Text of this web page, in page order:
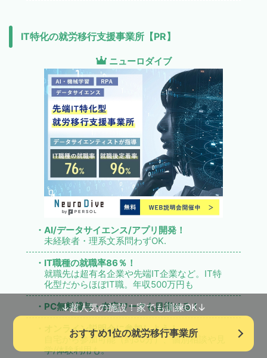
↓超人気の施設！家でも訓練OK↓
おすすめ1位の就労移行事業所
IT特化の就労移行支援事業所【PR】
ニューロダイブ
・AI/データサイエンス/アプリ開発！
未経験者・理系文系問わずOK.
・IT職種の就職率86％！
就職先は超有名企業や先端IT企業など。IT特
化型だからほぼIT職。年収500万円も
・PC無料貸与・在宅ワークも目指せる！
・オンライン説明会に参加しよう！
自宅から参加可能（約30分）、個別相談や見
学/体験利用も。